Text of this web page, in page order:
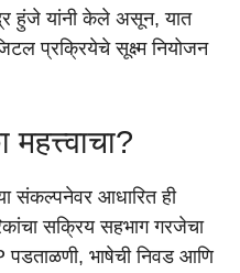
हुंजे यांनी केले असून, यात
प्रक्रियेचे सूक्ष्म नियोजन
संकल्पनेवर आधारित ही
सक्रिय सहभाग गरजेचा
भाषेची निवड आणि